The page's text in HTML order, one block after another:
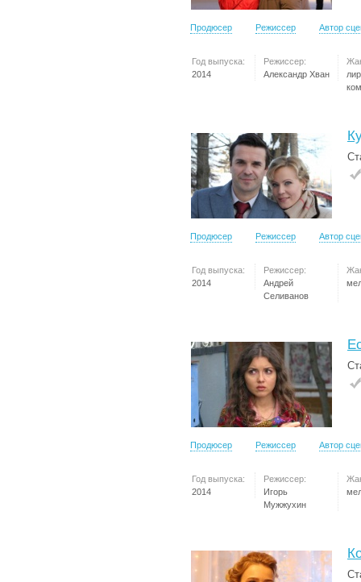
Продюсер Режиссер Автор
Год выпуска:
2014
Режиссер:
Александр Хван
Продюсер Режиссер Автор
Год выпуска:
2014
Режиссер:
Андрей
Селиванов
Продюсер Режиссер Автор
Год выпуска:
2014
Режиссер:
Игорь
Мужжухин